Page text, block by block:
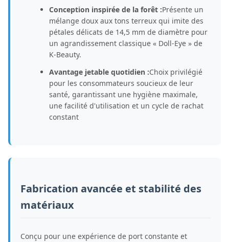
Conception inspirée de la forêt :Présente un
mélange doux aux tons terreux qui imite des
pétales délicats de 14,5 mm de diamètre pour
un agrandissement classique « Doll-Eye » de
K-Beauty.
Avantage jetable quotidien :Choix privilégié
pour les consommateurs soucieux de leur
santé, garantissant une hygiène maximale,
une facilité d'utilisation et un cycle de rachat
constant
Fabrication avancée et stabilité des
matériaux
Conçu pour une expérience de port constante et